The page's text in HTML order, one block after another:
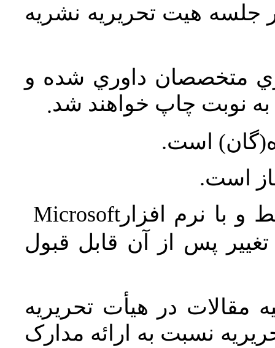
جلسه هيت تحريريه نشريه
متخصصان داوري شده و
نوبت چاپ خواهند شد.
است.
است.
و با نرم افزارMicrosoft
پس از آن قابل قبول
مقالات در هیأت تحریریه
نسبت به ارائه مدارک